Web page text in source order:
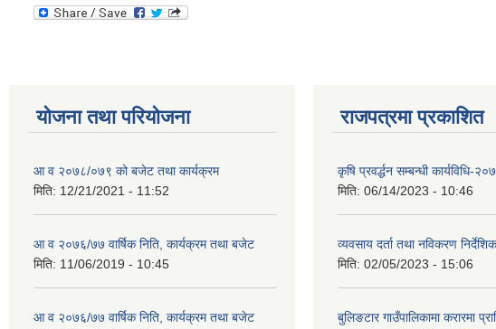
योजना तथा परियोजना
आ व २०७८/०७९ को बजेट तथा कार्यक्रम
मिति: 12/21/2021 - 11:52
आ व २०७६/७७ वार्षिक निति, कार्यक्रम तथा बजेट
मिति: 11/06/2019 - 10:45
आ व २०७६/७७ वार्षिक निति, कार्यक्रम तथा बजेट
राजपत्रमा प्रकाशित
कृषि प्रवर्द्धन सम्बन्धी कार्यविधि-
मिति: 06/14/2023 - 10:46
व्यवसाय दर्ता तथा नविकरण
मिति: 02/05/2023 - 15:06
बुलिङटार गाउँपालिकामा करारमा